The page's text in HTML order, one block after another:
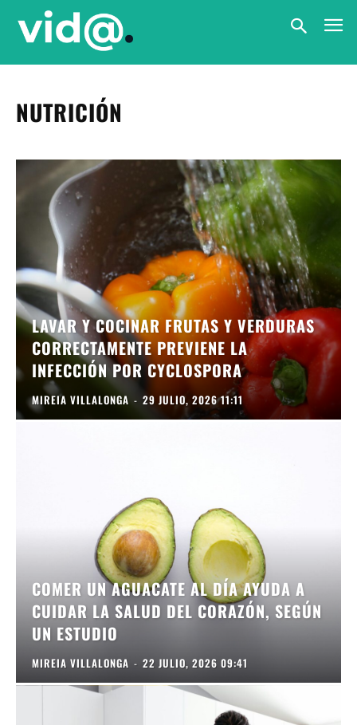
NUTRICIÓN
LAVAR Y COCINAR FRUTAS Y VERDURAS
CORRECTAMENTE PREVIENE LA
INFECCIÓN POR CYCLOSPORA
MIREIA VILLALONGA - 29 JULIO, 2026 11:11
COMER UN AGUACATE AL DÍA AYUDA A
CUIDAR LA SALUD DEL CORAZÓN, SEGÚN
UN ESTUDIO
MIREIA VILLALONGA - 22 JULIO, 2026 09:41